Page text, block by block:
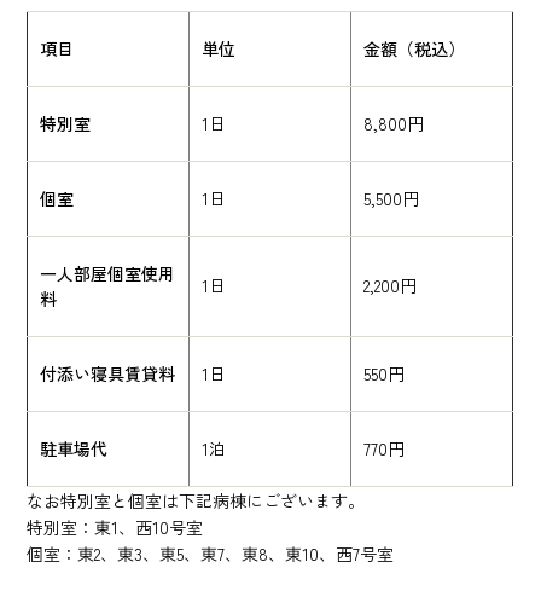
項目 単位 金額（税込）
特別室 1日 8,800円
個室 1日 5,500円
一人部屋個室使用
料
1日 2,200円
付添い寝具賃貸料 1日 550円
駐車場代 1泊 770円
なお特別室と個室は下記病棟にございます。
特別室：東1、西10号室
個室：東2、東3、東5、東7、東8、東10、西7号室